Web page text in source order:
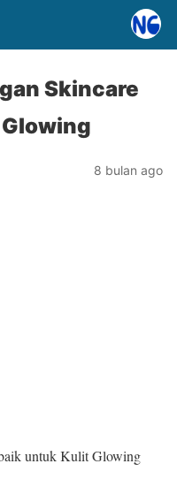
Skincare
8 bulan ago
untuk Kulit Glowing